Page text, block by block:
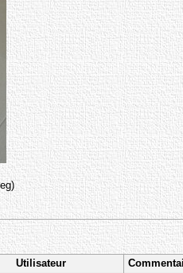
)
Utilisateur